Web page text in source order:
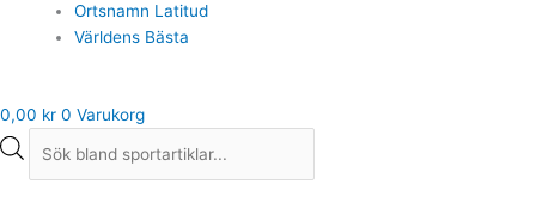
Ortsnamn Latitud
Världens Bästa
0,00 kr 0 Varukorg